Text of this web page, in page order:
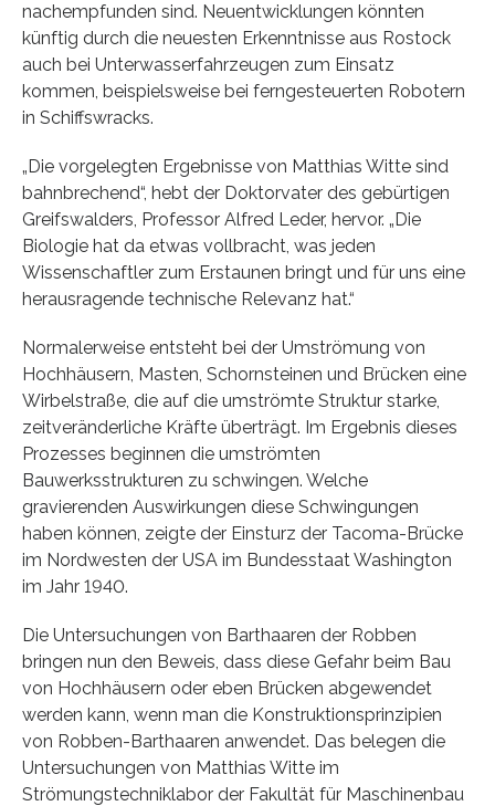
nachempfunden sind. Neuentwicklungen könnten
künftig durch die neuesten Erkenntnisse aus Rostock
auch bei Unterwasserfahrzeugen zum Einsatz
kommen, beispielsweise bei ferngesteuerten Robotern
in Schiffswracks.
„Die vorgelegten Ergebnisse von Matthias Witte sind
bahnbrechend“, hebt der Doktorvater des gebürtigen
Greifswalders, Professor Alfred Leder, hervor. „Die
Biologie hat da etwas vollbracht, was jeden
Wissenschaftler zum Erstaunen bringt und für uns eine
herausragende technische Relevanz hat.“
Normalerweise entsteht bei der Umströmung von
Hochhäusern, Masten, Schornsteinen und Brücken eine
Wirbelstraße, die auf die umströmte Struktur starke,
zeitveränderliche Kräfte überträgt. Im Ergebnis dieses
Prozesses beginnen die umströmten
Bauwerksstrukturen zu schwingen. Welche
gravierenden Auswirkungen diese Schwingungen
haben können, zeigte der Einsturz der Tacoma-Brücke
im Nordwesten der USA im Bundesstaat Washington
im Jahr 1940.
Die Untersuchungen von Barthaaren der Robben
bringen nun den Beweis, dass diese Gefahr beim Bau
von Hochhäusern oder eben Brücken abgewendet
werden kann, wenn man die Konstruktionsprinzipien
von Robben-Barthaaren anwendet. Das belegen die
Untersuchungen von Matthias Witte im
Strömungstechniklabor der Fakultät für Maschinenbau